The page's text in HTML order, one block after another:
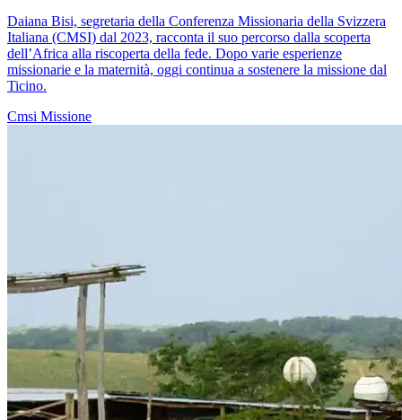
Daiana Bisi, segretaria della Conferenza Missionaria della Svizzera
Italiana (CMSI) dal 2023, racconta il suo percorso dalla scoperta
dell’Africa alla riscoperta della fede. Dopo varie esperienze
missionarie e la maternità, oggi continua a sostenere la missione dal
Ticino.
Cmsi Missione